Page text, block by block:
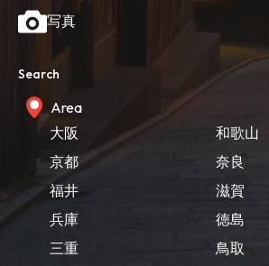
写真
Search
Area
大阪
京都
福井
兵庫
三重
和歌山
奈良
滋賀
徳島
鳥取